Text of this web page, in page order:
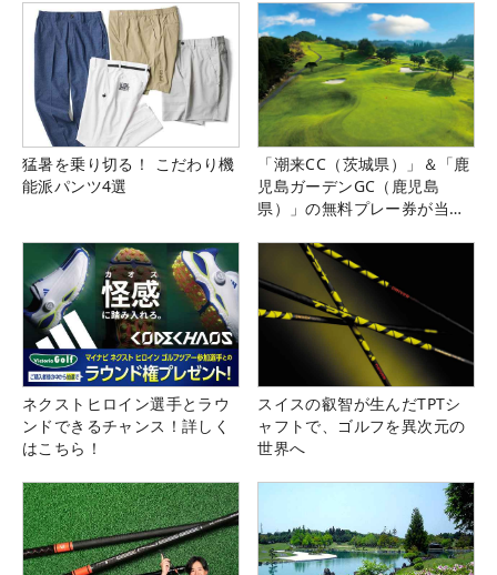
猛暑を乗り切る！ こだわり機
能派パンツ4選
「潮来CC（茨城県）」＆「鹿
児島ガーデンGC（鹿児島
県）」の無料プレー券が当た
ネクストヒロイン選手とラウ
ンドできるチャンス！詳しく
はこちら！
スイスの叡智が生んだTPTシ
ャフトで、ゴルフを異次元の
世界へ